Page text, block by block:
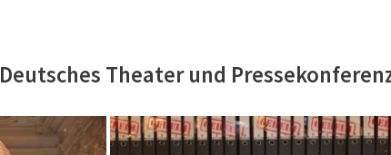
Deutsches Theater und